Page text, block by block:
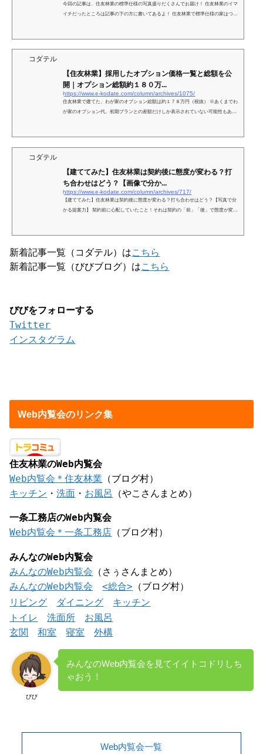
今回の記事は、住友林業の標準仕様の写真盛りだくさんでお届け！ 住友林業のイマ
イチだったところは記事の下の方に書いてあるよ！ 住友林業で標準仕様の家はつま
コダテル
【住友林業】採用したオプション価格一覧と総額を公
開｜オプション総額約１８０万...
https://www.e-kodate.com/column/archives/1075/
住友林業で建てた、わが家のオプション総額は約１７８万円（税抜） ※あくまでわ
が家のオプション代。初期プランとの差額だけしか表示されていない可能性もある
コダテル
【建ててみた】住友林業は契約後に態度が変わる？打
ち合わせはどう？【画像で分か...
https://www.e-kodate.com/column/archives/717/
【建ててみた】住友林業は契約後に態度が変わる？打ち合わせはどう？【写真で分
かる提案力】 契約前に心配していたこと！それは契約の「前」「後」で態度が変わ
新着記事一覧（コダテル）はこちら
新着記事一覧（びびブログ）はこちら
びびをフォローする
Twitter
インスタグラム
Web内覧会のリンク集
住友林業のWeb内覧会
Web内覧会＊住友林業 （ブログ村）
キッチン ・洗面 ・ お風呂 （やこさんまとめ）
一条工務店のWeb内覧会
Web内覧会＊一条工務店 （ブログ村）
みんなのWeb内覧会
みんなのWeb内覧会 （さぅさんまとめ）
みんなのWeb内覧会
<総合> （ブログ村）
リビング
ダイニング
キッチン
トイレ
洗面所
お風呂
玄関
和室 寝室 外構
びび
みんなのWeb内覧会を見てイイトコドリしち
ゃおう！
Web内覧会一覧